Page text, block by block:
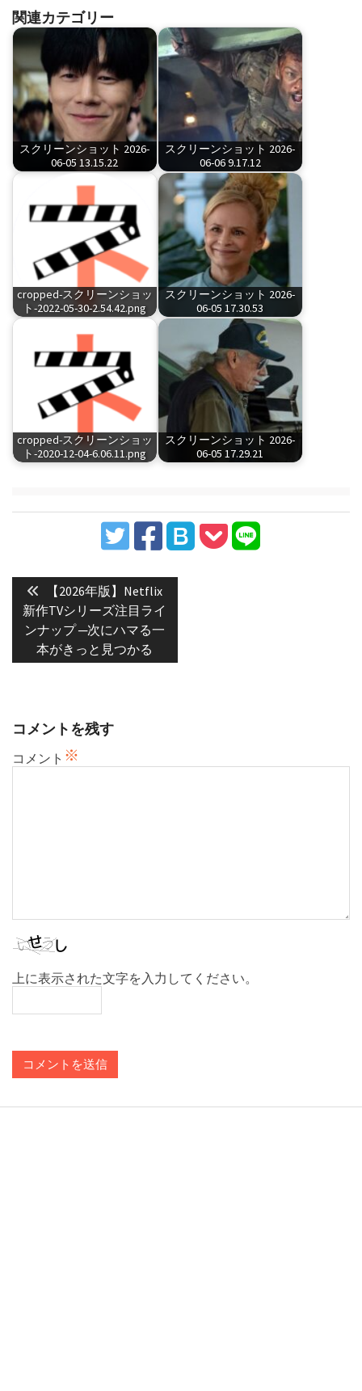
関連カテゴリー
スクリーンショット 2026-
06-05 13.15.22
スクリーンショット 2026-
06-06 9.17.12
cropped-スクリーンショッ
ト-2022-05-30-2.54.42.png
スクリーンショット 2026-
06-05 17.30.53
cropped-スクリーンショッ
ト-2020-12-04-6.06.11.png
スクリーンショット 2026-
06-05 17.29.21
ナ
ビ
ン
Previous
post:
【2026年版】Netflix
新作TVシリーズ注目ライ
ンナップ ─次にハマる一
本がきっと見つかる
コメントを残す
コメント ※
上に表示された文字を入力してください。